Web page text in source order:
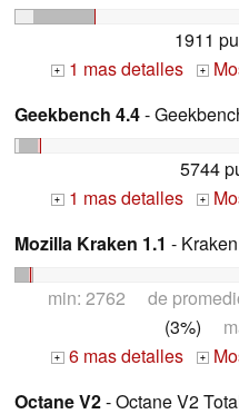
1911
+ 1 mas detalles +
Geekbench 4.4-
5744
+ 1 mas detalles +
Mozilla Kraken 1.1 -
min: 2762 de
(3%)
+ 6 mas detalles +
Octane V2- Octane V2